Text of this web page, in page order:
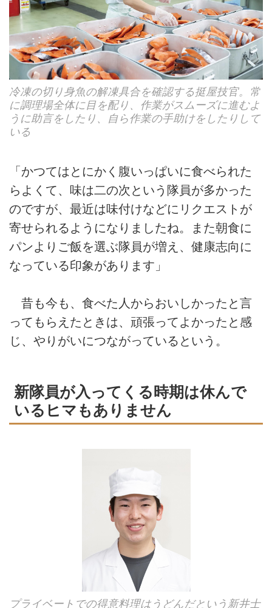
冷凍の切り身魚の解凍具合を確認する挺屋技官。常
に調理場全体に目を配り、作業がスムーズに進むよ
うに助言をしたり、自ら作業の手助けをしたりして
いる
「かつてはとにかく腹いっぱいに食べられた
らよくて、味は二の次という隊員が多かった
のですが、最近は味付けなどにリクエストが
寄せられるようになりましたね。また朝食に
パンよりご飯を選ぶ隊員が増え、健康志向に
なっている印象があります」
昔も今も、食べた人からおいしかったと言
ってもらえたときは、頑張ってよかったと感
じ、やりがいにつながっているという。
新隊員が入ってくる時期は休んで
いるヒマもありません
プライベートでの得意料理はうどんだという新井士